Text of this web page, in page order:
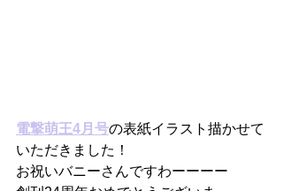
電撃萌王4月号の表紙イラスト描かせて
いただきました！
お祝いバニーさんですわーーーー